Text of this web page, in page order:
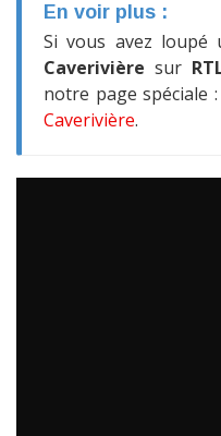
En voir plus :
Si vous avez loupé
Caverivière sur
notre page spéciale :
Caverivière.